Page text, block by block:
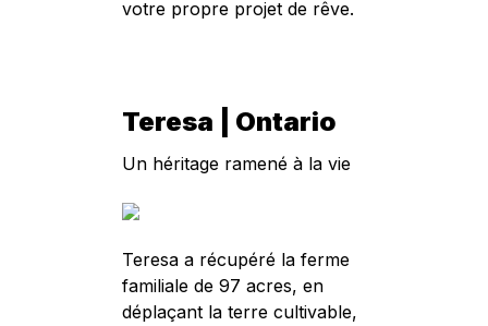
votre propre projet de rêve.
Teresa | Ontario
Un héritage ramené à la vie
Teresa a récupéré la ferme
familiale de 97 acres, en
déplaçant la terre cultivable,